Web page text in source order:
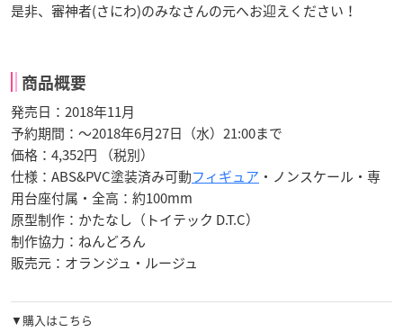
是非、審神者(さにわ)のみなさんの元へお迎えください！
商品概要
発売日：2018年11月
予約期間：～2018年6月27日（水）21:00まで
価格：4,352円 （税別）
仕様：ABS&PVC塗装済み可動フィギュア ・ノンスケール・専
用台座付属・全高：約100mm
原型制作：かたなし（トイテック D.T.C）
制作協力：ねんどろん
販売元：オランジュ・ルージュ
▼購入はこちら